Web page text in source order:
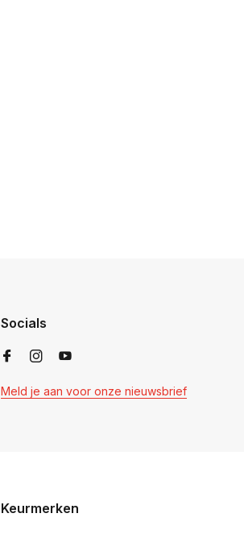
Socials
Meld je aan voor onze nieuwsbrief
Keurmerken